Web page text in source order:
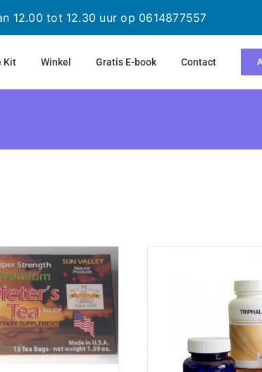
12.00 tot 12.30 uur op 0614877557
Kit Winkel Gratis E-book Contact